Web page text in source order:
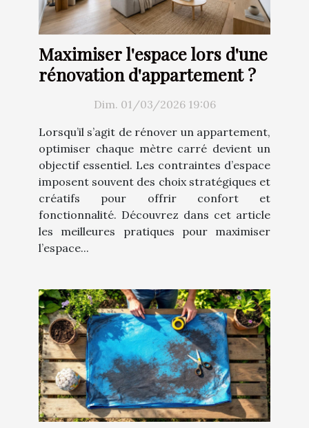
Maximiser l'espace lors d'une
rénovation d'appartement ?
Dim. 01/03/2026 19:06
Lorsqu’il s’agit de rénover un appartement,
optimiser chaque mètre carré devient un
objectif essentiel. Les contraintes d’espace
imposent souvent des choix stratégiques et
créatifs pour offrir confort et
fonctionnalité. Découvrez dans cet article
les meilleures pratiques pour maximiser
l’espace...